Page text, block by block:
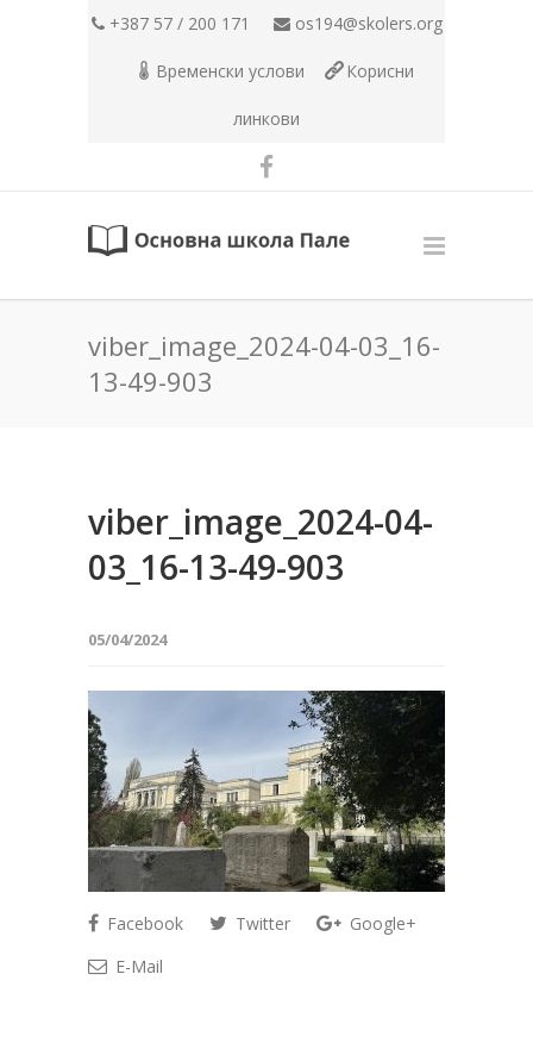
+387 57 / 200 171 os194@skolers.org
Временски услови Корисни
линкови
viber_image_2024-04-03_16-
13-49-903
viber_image_2024-04-
03_16-13-49-903
05/04/2024
Facebook Twitter
Google+
E-Mail